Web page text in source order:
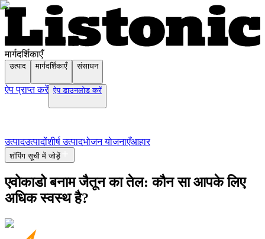
मार्गदर्शिकाएँ
उत्पाद मार्गदर्शिकाएँ संसाधन
ऐप प्राप्त करें ऐप डाउनलोड करें
उत्पादउत्पादोंशीर्ष उत्पादभोजन योजनाएँआहार
शॉपिंग सूची में जोड़ें
एवोकाडो बनाम जैतून का तेल: कौन सा आपके लिए
अधिक स्वस्थ है?